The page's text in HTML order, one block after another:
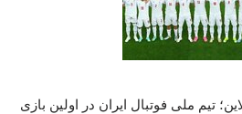
تیم ملی فوتبال ایران در اولین بازی